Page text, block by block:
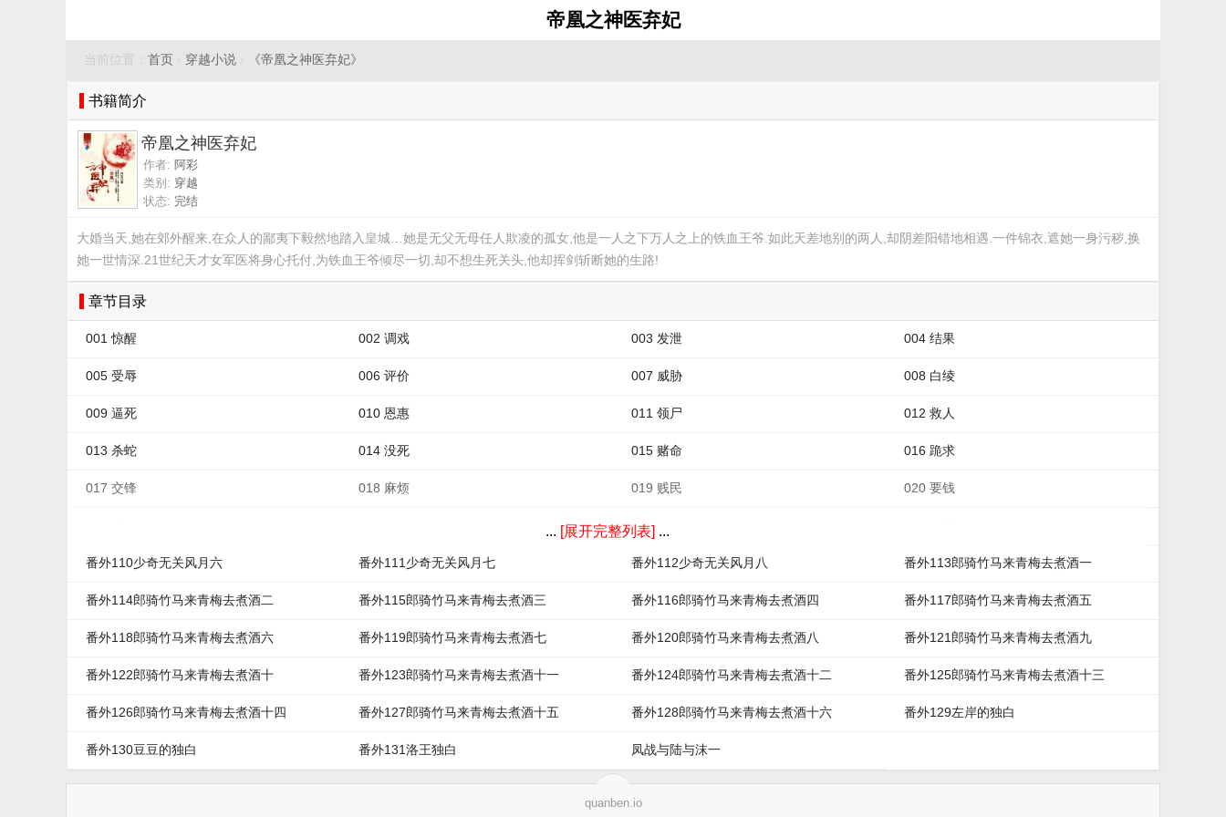
帝凰之神医弃妃
当前位置： 首页 › 穿越小说 › 《帝凰之神医弃妃》
书籍简介
帝凰之神医弃妃
作者: 阿彩
类别: 穿越
状态: 完结
大婚当天,她在郊外醒来,在众人的鄙夷下毅然地踏入皇城…她是无父无母任人欺凌的孤女,他是一人之下万人之上的铁血王爷.如此天差地别的两人,却阴差阳错地相遇.一件锦衣,遮她一身污秽,换
她一世情深.21世纪天才女军医将身心托付,为铁血王爷倾尽一切,却不想生死关头,他却挥剑斩断她的生路!
章节目录
001 惊醒 002 调戏 003 发泄 004 结果
005 受辱 006 评价 007 威胁 008 白绫
009 逼死 010 恩惠 011 领尸 012 救人
013 杀蛇 014 没死 015 赌命 016 跪求
017 交锋 018 麻烦 019 贱民 020 要钱
023 抽血
... [展开完整列表] ...
番外110少奇无关风月六 番外111少奇无关风月七 番外112少奇无关风月八 番外113郎骑竹马来青梅去煮酒一
番外114郎骑竹马来青梅去煮酒二 番外115郎骑竹马来青梅去煮酒三 番外116郎骑竹马来青梅去煮酒四 番外117郎骑竹马来青梅去煮酒五
番外118郎骑竹马来青梅去煮酒六 番外119郎骑竹马来青梅去煮酒七 番外120郎骑竹马来青梅去煮酒八 番外121郎骑竹马来青梅去煮酒九
番外122郎骑竹马来青梅去煮酒十 番外123郎骑竹马来青梅去煮酒十一 番外124郎骑竹马来青梅去煮酒十二 番外125郎骑竹马来青梅去煮酒十三
番外126郎骑竹马来青梅去煮酒十四 番外127郎骑竹马来青梅去煮酒十五 番外128郎骑竹马来青梅去煮酒十六 番外129左岸的独白
番外130豆豆的独白 番外131洛王独白 凤战与陆与沫一
quanben.io